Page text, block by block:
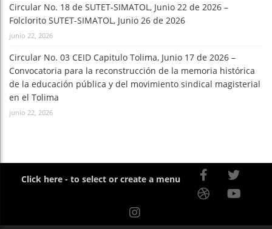
Circular No. 18 de SUTET-SIMATOL, Junio 22 de 2026 –
Folclorito SUTET-SIMATOL, Junio 26 de 2026
junio 22, 2026
Circular No. 03 CEID Capitulo Tolima, Junio 17 de 2026 –
Convocatoria para la reconstrucción de la memoria histórica
de la educación pública y del movimiento sindical magisterial
en el Tolima
junio 22, 2026
Click here - to select or create a menu